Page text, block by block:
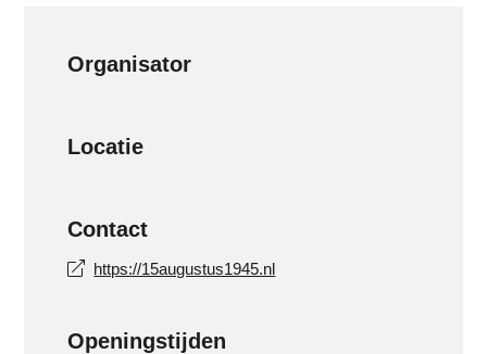
Organisator
Locatie
Contact
https://15augustus1945.nl
Openingstijden